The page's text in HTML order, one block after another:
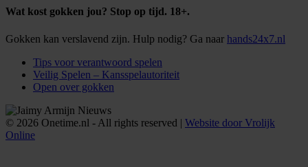
Wat kost gokken jou? Stop op tijd. 18+.
Gokken kan verslavend zijn. Hulp nodig? Ga naar hands24x7.nl
Tips voor verantwoord spelen
Veilig Spelen – Kansspelautoriteit
Open over gokken
© 2026 Onetime.nl - All rights reserved | Website door Vrolijk
Online